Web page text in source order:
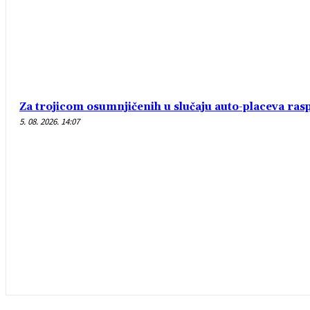
Za trojicom osumnjičenih u slučaju auto-placeva
5. 08. 2026. 14:07